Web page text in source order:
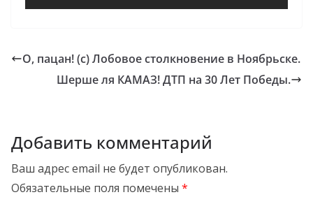
О, пацан! (с) Лобовое столкновение в Ноябрьске.
Шерше ля КАМАЗ! ДТП на 30 Лет Победы.
Добавить комментарий
Ваш адрес email не будет опубликован.
Обязательные поля помечены *